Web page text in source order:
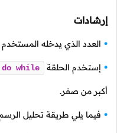
إرشادات
العدد الذي يدخله
إستخدم الحلقة do while
أكبر من صفر.
فيما يلي طريقة تحليل